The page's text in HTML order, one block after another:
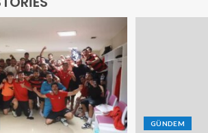
GÜNDEM